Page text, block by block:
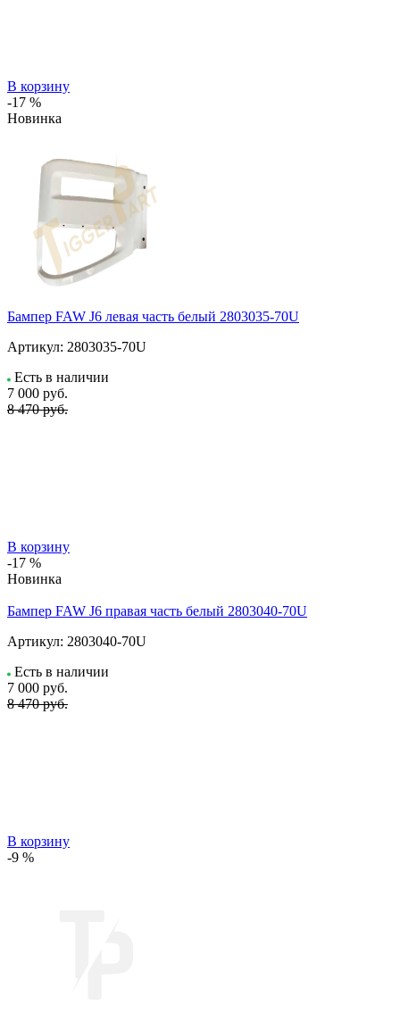
В корзину
-17 %
Новинка
Бампер FAW J6 левая часть белый 2803035-70U
Артикул: 2803035-70U
Есть в наличии
7 000 руб.
8 470 руб.
В корзину
-17 %
Новинка
Бампер FAW J6 правая часть белый 2803040-70U
Артикул: 2803040-70U
Есть в наличии
7 000 руб.
8 470 руб.
В корзину
-9 %